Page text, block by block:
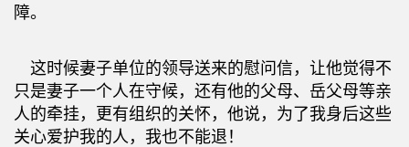
障。
这时候妻子单位的领导送来的慰问信，让他觉得不
只是妻子一个人在守候，还有他的父母、岳父母等亲
人的牵挂，更有组织的关怀，他说，为了我身后这些
关心爱护我的人，我也不能退！